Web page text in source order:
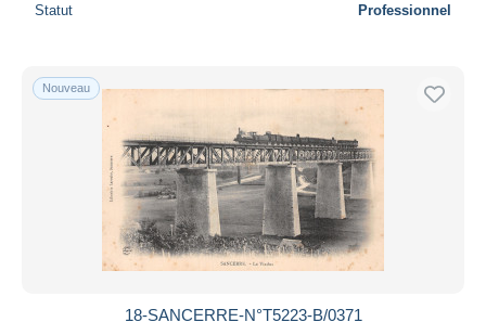
Uniquement en réduction
Livraison gratuite
Méthodes de paiement
PayPal
Virement bancaire
Visa
Bancontact
Statut Professionnel
Nouveau
18-SANCERRE-N°T5223-B/0371